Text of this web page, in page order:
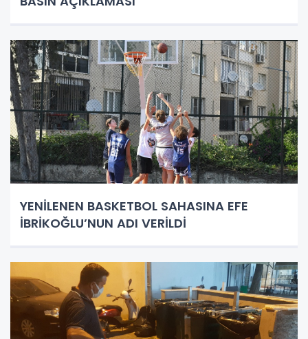
YENİLENEN BASKETBOL SAHASINA EFE
İBRİKOĞLU’NUN ADI VERİLDİ